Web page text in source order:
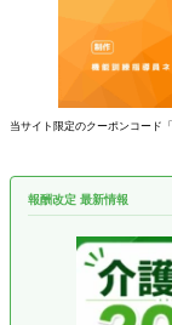
当サイト限定のクーポンコード「
報酬改定 最新情報